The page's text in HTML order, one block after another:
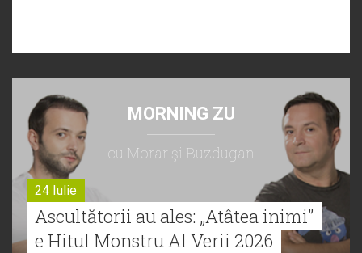
MORNING ZU
cu Morar şi Buzdugan
24 Iulie
Ascultătorii au ales: „Atâtea inimi”
e Hitul Monstru Al Verii 2026